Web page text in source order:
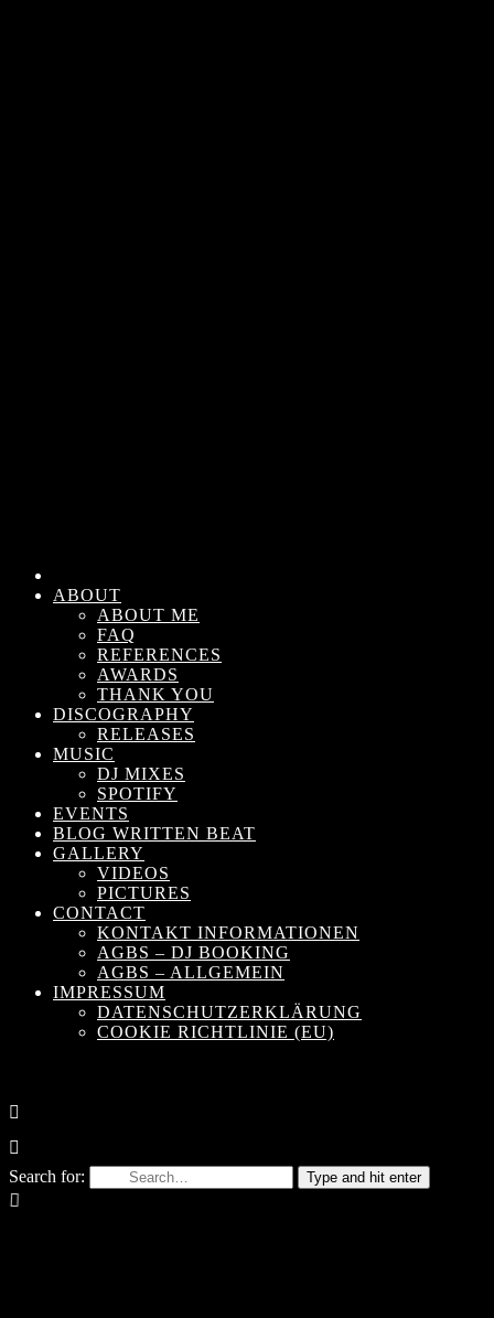
ABOUT
ABOUT ME
FAQ
REFERENCES
AWARDS
THANK YOU
DISCOGRAPHY
RELEASES
MUSIC
DJ MIXES
SPOTIFY
EVENTS
BLOG WRITTEN BEAT
GALLERY
VIDEOS
PICTURES
CONTACT
KONTAKT INFORMATIONEN
AGBS – DJ BOOKING
AGBS – ALLGEMEIN
IMPRESSUM
DATENSCHUTZERKLÄRUNG
COOKIE RICHTLINIE (EU)
Search for: Type and hit enter